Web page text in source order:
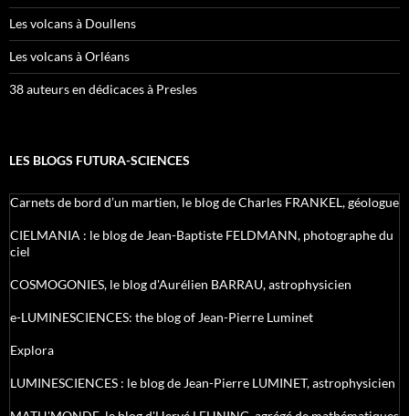
Les volcans à Doullens
Les volcans à Orléans
38 auteurs en dédicaces à Presles
LES BLOGS FUTURA-SCIENCES
Carnets de bord d’un martien, le blog de Charles FRANKEL, géologue
CIELMANIA : le blog de Jean-Baptiste FELDMANN, photographe du
ciel
COSMOGONIES, le blog d'Aurélien BARRAU, astrophysicien
e-LUMINESCIENCES: the blog of Jean-Pierre Luminet
Explora
LUMINESCIENCES : le blog de Jean-Pierre LUMINET, astrophysicien